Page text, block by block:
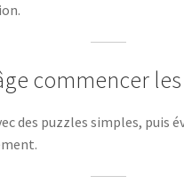
commencer les
des puzzles simples, puis